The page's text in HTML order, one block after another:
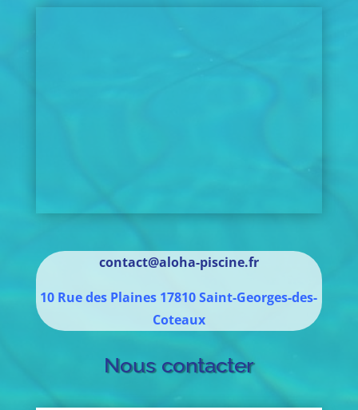
contact@aloha-piscine.fr
10 Rue des Plaines 17810Saint-Georges-des-
Coteaux
Nous contacter